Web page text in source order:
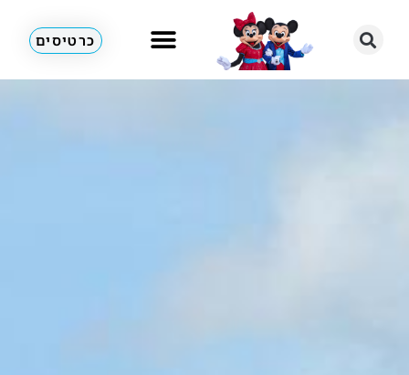
כרטיסים